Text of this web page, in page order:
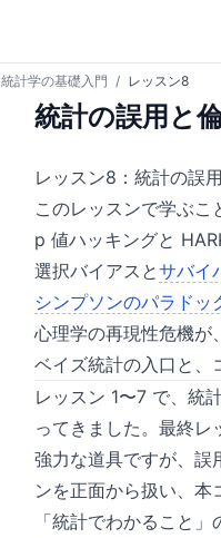
統計学の基礎入門 / レッスン8
統計の誤用と
レッスン8：統計の誤
このレッスンで学ぶこ
p 値ハッキングと
選択バイアスとサバイ
シンプソンのパラドッ
心理学の再現性危機が
ベイズ統計の入口と、
レッスン 1〜7 で、統
ってきました。最終
強力な道具ですが、誤
ンを正面から扱い、本
「統計でわかること」